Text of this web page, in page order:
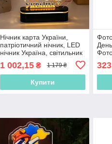
Нічник карта України,
патріотичний нічник, LED
нічник Україна, світильник
Україна з підсвічуванням
1 002,15₴ 1 179 ₴
Купити
323